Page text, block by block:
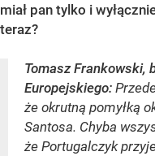
miał pan tylko i
teraz?
Tomasz Frankowski,
Europejskiego:
że okrutną pomyłką
Santosa. Chyba
że Portugalczyk